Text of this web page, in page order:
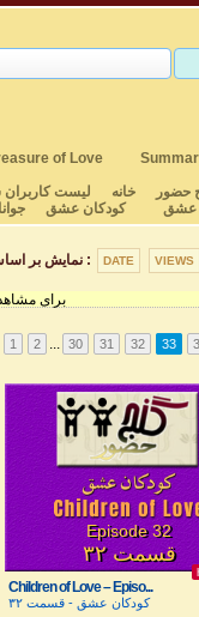
of Love
حضور
خانه لیست
عشق کودکان عشق
نمایش بر اساس : DATE VIEWS
برای
1 2 ... 30 31 32 33
Episode 32
قسمت ۳۲
Children of Love – Episo...
کودکان عشق - قسمت ۳۲